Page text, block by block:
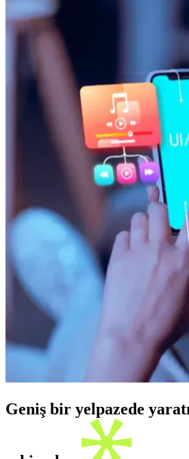
İletişim
Geniş bir yelpazede